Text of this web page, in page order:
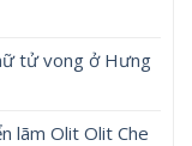
tử vong ở Hưng
lãm Olit Olit Che